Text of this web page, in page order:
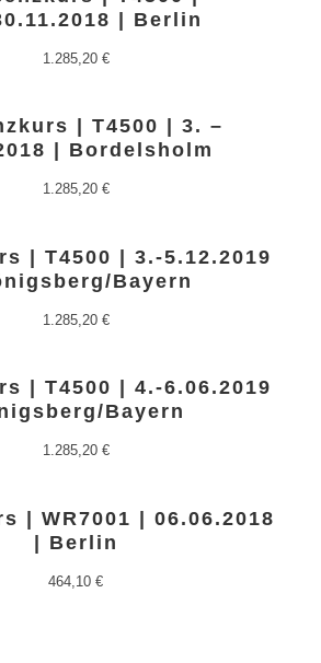
| Berlin
1.285,20 €
| T4500 | 3. –
| Bordelsholm
1.285,20 €
| T4500 | 3.-5.12.2019
Bayern
1.285,20 €
| T4500 | 4.-6.06.2019
Bayern
1.285,20 €
| WR7001 | 06.06.2018
| Berlin
464,10 €